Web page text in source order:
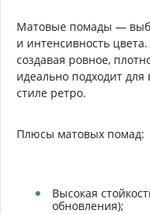
Матовые помады —
и интенсивность
создавая ровное,
идеально подходит
стиле ретро.
Плюсы матовых помад:
Высокая
обновления);